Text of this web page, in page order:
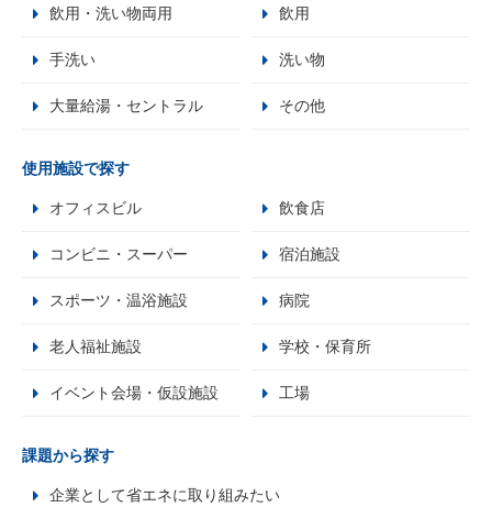
飲用・洗い物両用 飲用
手洗い 洗い物
大量給湯・セントラル その他
使用施設で探す
オフィスビル 飲食店
コンビニ・スーパー 宿泊施設
スポーツ・温浴施設 病院
老人福祉施設 学校・保育所
イベント会場・仮設施設 工場
課題から探す
企業として省エネに取り組みたい